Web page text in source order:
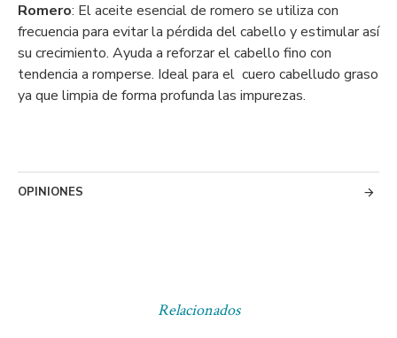
Relacionados
Romero: El aceite esencial de romero se utiliza con
frecuencia para evitar la pérdida del cabello y estimular así
su crecimiento. Ayuda a reforzar el cabello fino con
tendencia a romperse. Ideal para el cuero cabelludo graso
ya que limpia de forma profunda las impurezas.
OPINIONES